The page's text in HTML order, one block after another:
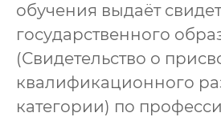
обучения выдаёт
государственного
(Свидетельство о
квалификационного
категории) по